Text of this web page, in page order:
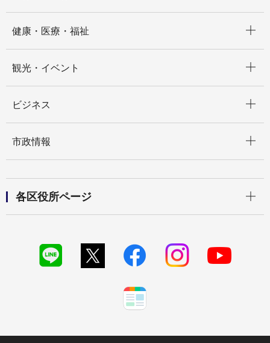
健康・医療・福祉
観光・イベント
ビジネス
市政情報
各区役所ページ